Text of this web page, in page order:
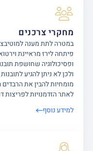
מחקרי צרכנים
במטרה לתת מענה
פיתחה לירז מראיינת
ופסיכולוגיה שחושפת
ולכן לא ניתן להגיע
מומחיות להבין את
לאתר הזדמנויות לפריצות
למידע נוסף